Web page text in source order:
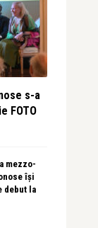
s-a
FOTO
mezzo-
își
debut la